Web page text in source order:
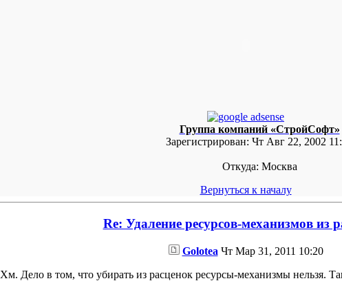
Группа компаний «СтройСофт»
Зарегистрирован: Чт Авг 22, 2002
Откуда: Москва
Вернуться к началу
Re: Удаление ресурсов-механизмов из
Golotea Чт Мар 31, 2011 10:20
Хм. Дело в том, что убирать из расценок ресурсы-механизмы нельзя.